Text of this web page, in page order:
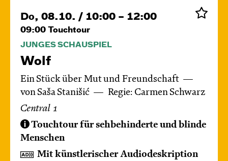
Do, 08.10. / 10:00 – 12:00
09:00 Touchtour
JUNGES SCHAUSPIEL
Wolf
Ein Stück über Mut und Freundschaft
von Saša Stanišić
Regie: Carmen Schwarz
Central 1
Touchtour für sehbehinderte und blinde
Menschen
Mit künstlerischer Audiodeskription